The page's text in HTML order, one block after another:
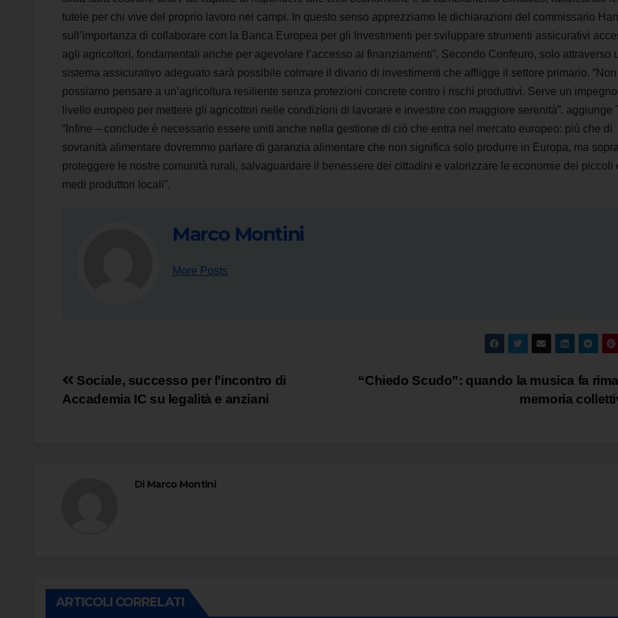
tutele per chi vive del proprio lavoro nei campi. In questo senso apprezziamo le dichiarazioni del commissario
sull’importanza di collaborare con la Banca Europea per gli Investimenti per sviluppare strumenti assicurativi
agli agricoltori, fondamentali anche per agevolare l’accesso ai finanziamenti”. Secondo Confeuro, solo attraverso
sistema assicurativo adeguato sarà possibile colmare il divario di investimenti che affligge il settore primario. “Non
possiamo pensare a un’agricoltura resiliente senza protezioni concrete contro i rischi produttivi. Serve un
livello europeo per mettere gli agricoltori nelle condizioni di lavorare e investire con maggiore serenità”. aggiunge
“Infine – conclude è necessario essere uniti anche nella gestione di ciò che entra nel mercato europeo: più che di
sovranità alimentare dovremmo parlare di garanzia alimentare che non significa solo produrre in Europa, ma
proteggere le nostre comunità rurali, salvaguardare il benessere dei cittadini e valorizzare le economie dei piccoli
medi produttori locali”.
Marco Montini
More Posts
Navigazione
“Chiedo Scudo”: quando la musica fa
memoria
Sociale, successo per l’incontro di
Accademia IC su legalità e anziani
Di Marco Montini
ARTICOLI CORRELATI